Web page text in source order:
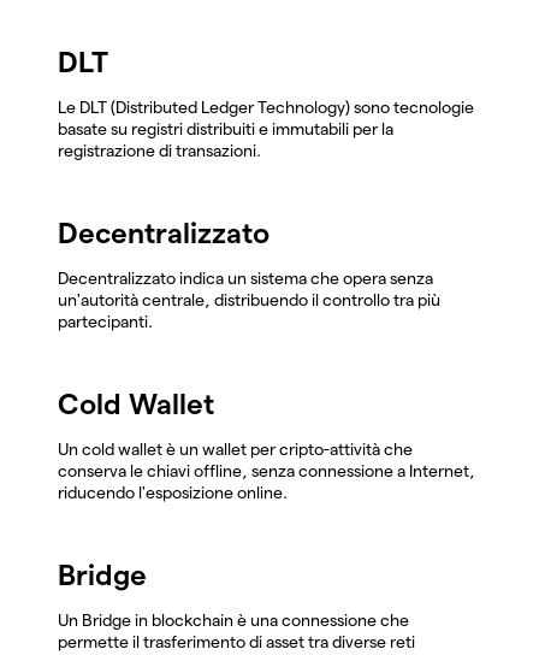
DLT
Le DLT (Distributed Ledger Technology) sono tecnologie
basate su registri distribuiti e immutabili per la
registrazione di transazioni.
Decentralizzato
Decentralizzato indica un sistema che opera senza
un'autorità centrale, distribuendo il controllo tra più
partecipanti.
Cold Wallet
Un cold wallet è un wallet per cripto-attività che
conserva le chiavi offline, senza connessione a Internet,
riducendo l'esposizione online.
Bridge
Un Bridge in blockchain è una connessione che
permette il trasferimento di asset tra diverse reti